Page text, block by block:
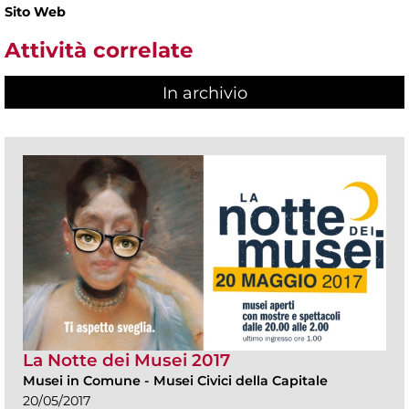
Sito Web
Attività correlate
In archivio
La Notte dei Musei 2017
Musei in Comune - Musei Civici della Capitale
20/05/2017